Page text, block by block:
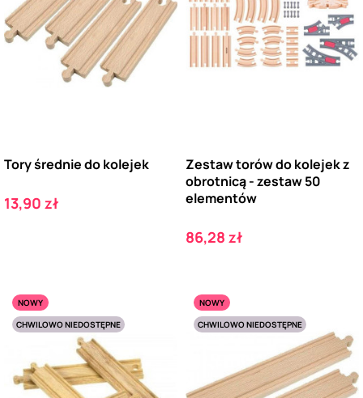
Tory średnie do kolejek
Cena
13,90 zł
Zestaw torów do kolejek z
obrotnicą - zestaw 50
elementów
Cena
86,28 zł
NOWY
CHWILOWO NIEDOSTĘPNE
NOWY
CHWILOWO NIEDOSTĘPNE